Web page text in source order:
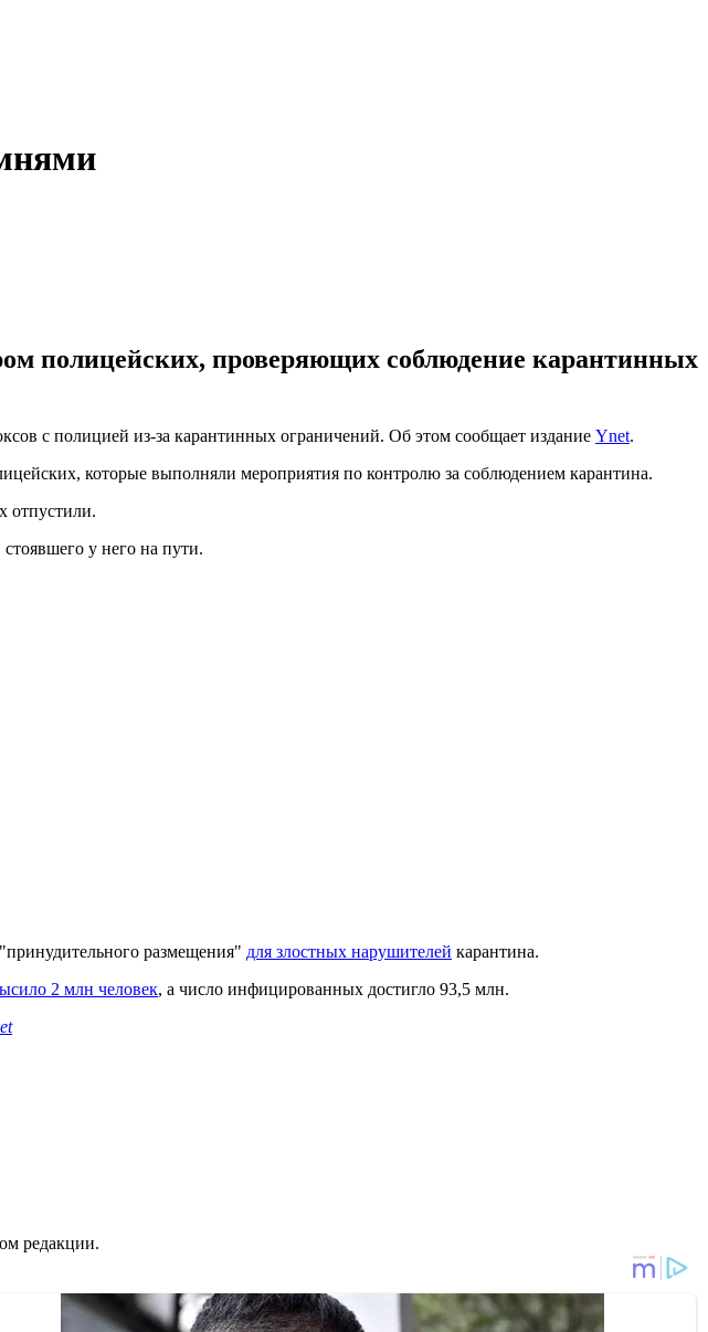
полицейских, проверяющих соблюдение карантинных
с полицией из-за карантинных ограничений. Об этом сообщает издание Ynet.
которые выполняли мероприятия по контролю за соблюдением карантина.
отпустили.
у него на пути.
размещения" для злостных нарушителей карантина.
2 млн человек, а число инфицированных достигло 93,5 млн.
редакции.